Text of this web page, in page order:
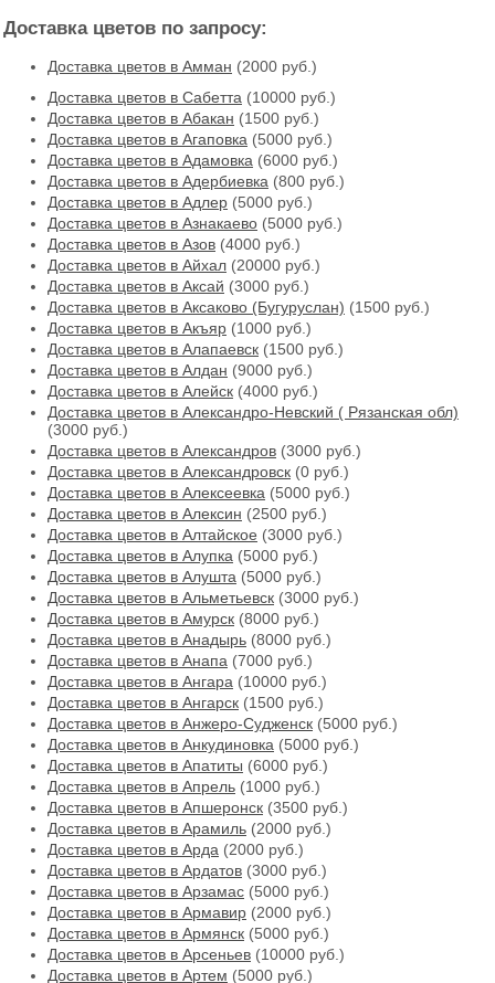
Доставка цветов по запросу:
Доставка цветов в Амман (2000 руб.)
Доставка цветов в Cабетта (10000 руб.)
Доставка цветов в Абакан (1500 руб.)
Доставка цветов в Агаповка (5000 руб.)
Доставка цветов в Адамовка (6000 руб.)
Доставка цветов в Адербиевка (800 руб.)
Доставка цветов в Адлер (5000 руб.)
Доставка цветов в Азнакаево (5000 руб.)
Доставка цветов в Азов (4000 руб.)
Доставка цветов в Айхал (20000 руб.)
Доставка цветов в Аксай (3000 руб.)
Доставка цветов в Аксаково (Бугуруслан) (1500 руб.)
Доставка цветов в Акъяр (1000 руб.)
Доставка цветов в Алапаевск (1500 руб.)
Доставка цветов в Алдан (9000 руб.)
Доставка цветов в Алейск (4000 руб.)
Доставка цветов в Александро-Невский ( Рязанская обл)
(3000 руб.)
Доставка цветов в Александров (3000 руб.)
Доставка цветов в Александровск (0 руб.)
Доставка цветов в Алексеевка (5000 руб.)
Доставка цветов в Алексин (2500 руб.)
Доставка цветов в Алтайское (3000 руб.)
Доставка цветов в Алупка (5000 руб.)
Доставка цветов в Алушта (5000 руб.)
Доставка цветов в Альметьевск (3000 руб.)
Доставка цветов в Амурск (8000 руб.)
Доставка цветов в Анадырь (8000 руб.)
Доставка цветов в Анапа (7000 руб.)
Доставка цветов в Ангара (10000 руб.)
Доставка цветов в Ангарск (1500 руб.)
Доставка цветов в Анжеро-Судженск (5000 руб.)
Доставка цветов в Анкудиновка (5000 руб.)
Доставка цветов в Апатиты (6000 руб.)
Доставка цветов в Апрель (1000 руб.)
Доставка цветов в Апшеронск (3500 руб.)
Доставка цветов в Арамиль (2000 руб.)
Доставка цветов в Арда (2000 руб.)
Доставка цветов в Ардатов (3000 руб.)
Доставка цветов в Арзамас (5000 руб.)
Доставка цветов в Армавир (2000 руб.)
Доставка цветов в Армянск (5000 руб.)
Доставка цветов в Арсеньев (10000 руб.)
Доставка цветов в Артем (5000 руб.)